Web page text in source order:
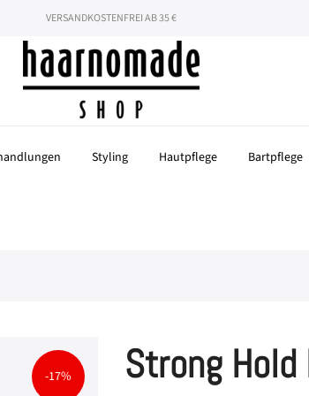
dem Code "SOMMER26" 26% auf deine gesamte
VERSANDKOSTENFREI AB 35 €
Styling Hautpflege Bartpflege
-17% Strong Hold